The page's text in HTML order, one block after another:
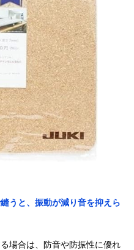
うと、振動が減り音を抑えら
場合は、防音や防振性に優れ